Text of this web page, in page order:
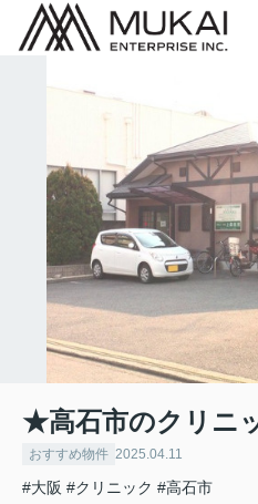
★高石市のクリニ
おすすめ物件 2025.04.11
#大阪 #クリニック #高石市